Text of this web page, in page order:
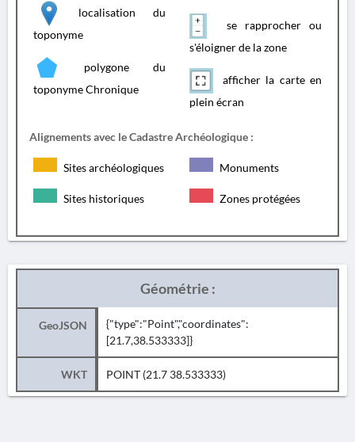
localisation du
toponyme
polygone du
toponyme Chronique
se rapprocher ou
s'éloigner de la zone
afficher la carte en
plein écran
Alignements avec le Cadastre Archéologique :
Sites archéologiques Monuments
Sites historiques Zones protégées
Géométrie :
GeoJSON
{"type":"Point","coordinates":
[21.7,38.533333]}
WKT POINT (21.7 38.533333)